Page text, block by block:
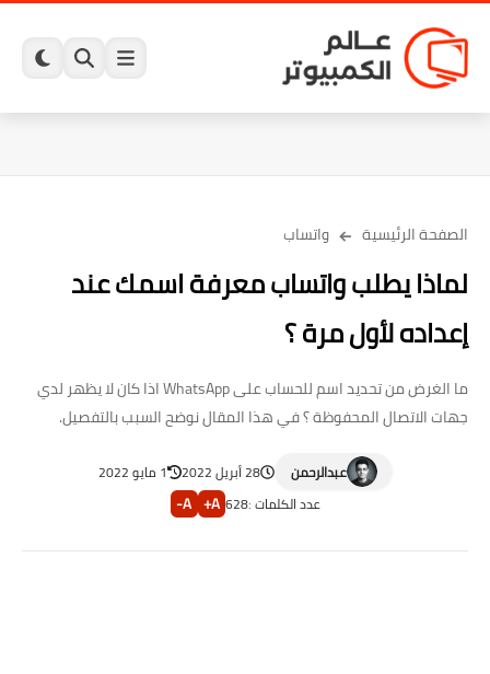
الصفحة الرئيسية واتساب
لماذا يطلب واتساب معرفة اسمك عند
إعداده لأول مرة ؟
ما الغرض من تحديد اسم للحساب على WhatsApp اذا كان لا يظهر لدي
جهات الاتصال المحفوظة ؟ في هذا المقال نوضح السبب بالتفصيل.
عبدالرحمن 28 أبريل 2022
1 مايو 2022
عدد الكلمات :628
A+
A-